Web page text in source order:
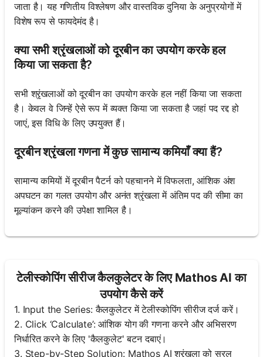
जाता है। यह गणितीय विश्लेषण और वास्तविक दुनिया के अनुप्रयोगों में
विशेष रूप से फायदेमंद है।
क्या सभी श्रृंखलाओं को दूरबीन का उपयोग करके हल
किया जा सकता है?
सभी श्रृंखलाओं को दूरबीन का उपयोग करके हल नहीं किया जा सकता
है। केवल वे जिन्हें ऐसे रूप में व्यक्त किया जा सकता है जहां पद रद्द हो
जाएं, इस विधि के लिए उपयुक्त हैं।
दूरबीन श्रृंखला गणना में कुछ सामान्य कमियाँ क्या हैं?
सामान्य कमियों में दूरबीन पैटर्न को पहचानने में विफलता, आंशिक अंश
अपघटन का गलत उपयोग और अनंत श्रृंखला में अंतिम पद की सीमा का
मूल्यांकन करने की उपेक्षा शामिल है।
टेलीस्कोपिंग सीरीज कैलकुलेटर के लिए Mathos AI का
उपयोग कैसे करें
1. Input the Series: कैलकुलेटर में टेलीस्कोपिंग सीरीज दर्ज करें।
2. Click ‘Calculate’: आंशिक योग की गणना करने और अभिसरण
निर्धारित करने के लिए 'कैलकुलेट' बटन दबाएं।
3. Step-by-Step Solution: Mathos AI श्रृंखला को सरल